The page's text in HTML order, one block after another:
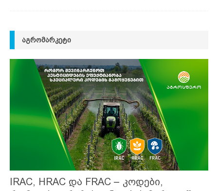
ᲐᲒᲠᲝᲛᲐᲠᲙᲔᲢᲘ
IRAC, HRAC და FRAC – კოდები,